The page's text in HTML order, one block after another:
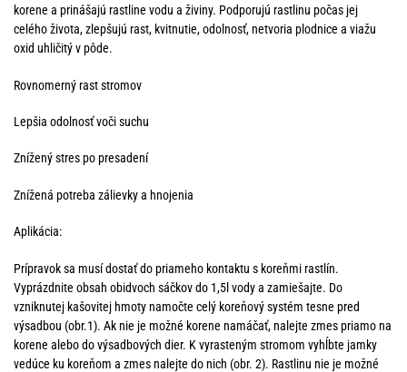
korene a prinášajú rastline vodu a živiny. Podporujú rastlinu počas jej
celého života, zlepšujú rast, kvitnutie, odolnosť, netvoria plodnice a viažu
oxid uhličitý v pôde.
Rovnomerný rast stromov
Lepšia odolnosť voči suchu
Znížený stres po presadení
Znížená potreba zálievky a hnojenia
Aplikácia:
Prípravok sa musí dostať do priameho kontaktu s koreňmi rastlín.
Vyprázdnite obsah obidvoch sáčkov do 1,5l vody a zamiešajte. Do
vzniknutej kašovitej hmoty namočte celý koreňový systém tesne pred
výsadbou (obr.1). Ak nie je možné korene namáčať, nalejte zmes priamo na
korene alebo do výsadbových dier. K vyrasteným stromom vyhĺbte jamky
vedúce ku koreňom a zmes nalejte do nich (obr. 2). Rastlinu nie je možné